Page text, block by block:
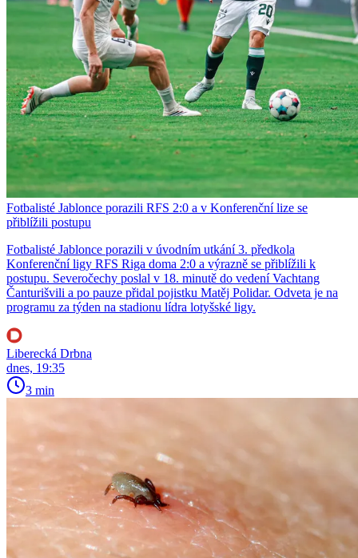
Fotbalisté Jablonce porazili RFS 2:0 a v Konferenční lize se
přiblížili postupu
Fotbalisté Jablonce porazili v úvodním utkání 3. předkola
Konferenční ligy RFS Riga doma 2:0 a výrazně se přiblížili k
postupu. Severočechy poslal v 18. minutě do vedení Vachtang
Čanturišvili a po pauze přidal pojistku Matěj Polidar. Odveta je na
programu za týden na stadionu lídra lotyšské ligy.
Liberecká Drbna
dnes, 19:35
3 min